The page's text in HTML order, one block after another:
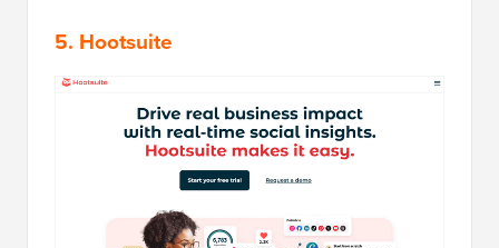
5. Hootsuite